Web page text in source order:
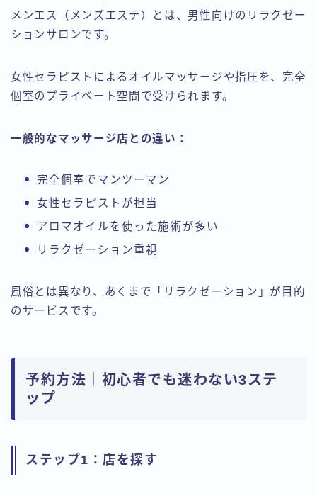
メンエス（メンズエステ）とは、男性向けのリラクゼー
ションサロンです。
女性セラピストによるオイルマッサージや指圧を、完全
個室のプライベート空間で受けられます。
一般的なマッサージ店との違い：
完全個室でマンツーマン
女性セラピストが担当
アロマオイルを使った施術が多い
リラクゼーション重視
風俗とは異なり、あくまで「リラクゼーション」が目的
のサービスです。
予約方法｜初心者でも迷わない3ステ
ップ
ステップ1：店を探す